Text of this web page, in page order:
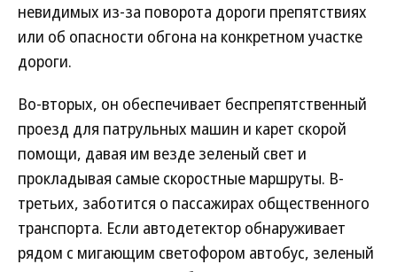
невидимых из-за поворота дороги препятствиях
или об опасности обгона на конкретном участке
дороги.
Во-вторых, он обеспечивает беспрепятственный
проезд для патрульных машин и карет скорой
помощи, давая им везде зеленый свет и
прокладывая самые скоростные маршруты. В-
третьих, заботится о пассажирах общественного
транспорта. Если автодетектор обнаруживает
рядом с мигающим светофором автобус, зеленый